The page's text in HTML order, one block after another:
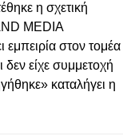
η σχετική
MEDIA
στον τομέα
δεν είχε συμμετοχή
καταλήγει η